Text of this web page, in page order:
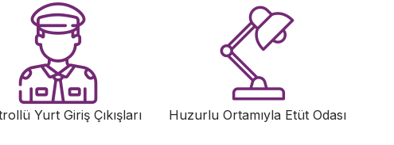
Yurt Giriş Çıkışları Huzurlu Ortamıyla Etüt Odası